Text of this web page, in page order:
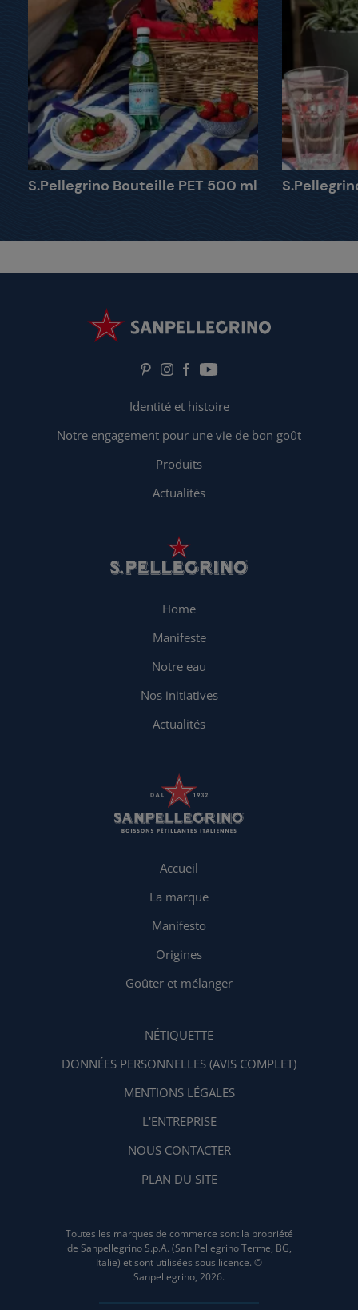
S.Pellegrino Bouteille PET 500 ml
Identité et histoire
Notre engagement pour une vie de bon goût
Produits
Actualités
Home
Manifeste
Notre eau
Nos initiatives
Actualités
Accueil
La marque
Manifesto
Origines
Goûter et mélanger
NÉTIQUETTE
DONNÉES PERSONNELLES (AVIS COMPLET)
MENTIONS LÉGALES
L'ENTREPRISE
NOUS CONTACTER
PLAN DU SITE
Toutes les marques de commerce sont la propriété
de Sanpellegrino S.p.A. (San Pellegrino Terme, BG,
Italie) et sont utilisées sous licence. ©
Sanpellegrino, 2026.